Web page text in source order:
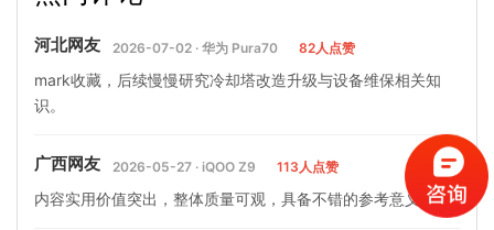
河北网友 2026-07-02 · 华为 Pura70 82人点赞
mark收藏，后续慢慢研究冷却塔改造升级与设备维保相关知
识。
广西网友 2026-05-27 · iQOO Z9 113人点赞
内容实用价值突出，整体质量可观，具备不错的参考意义。